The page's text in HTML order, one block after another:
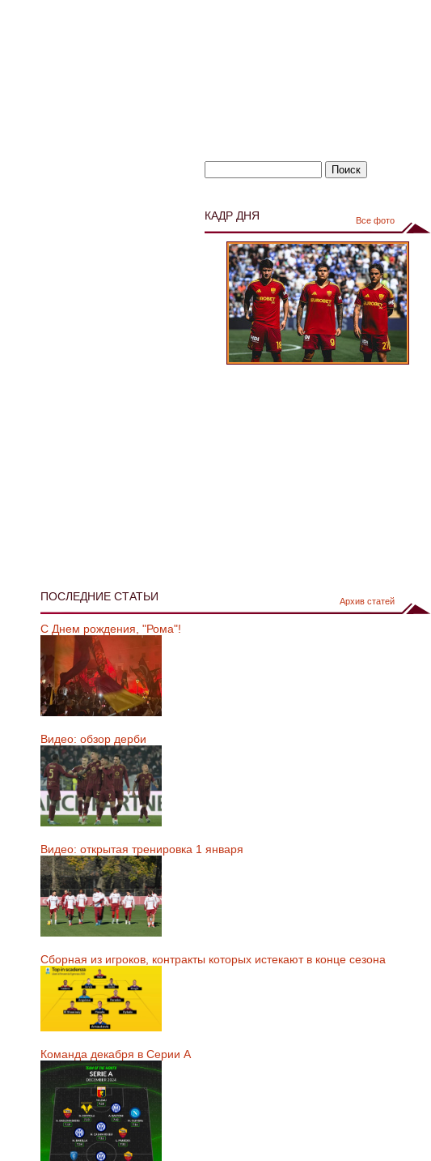
КАДР ДНЯ Все фото
ПОСЛЕДНИЕ СТАТЬИ Архив статей
С Днем рождения, "Рома"!
Видео: обзор дерби
Видео: открытая тренировка 1 января
Сборная из игроков, контракты которых истекают в конце сезона
Команда декабря в Серии А